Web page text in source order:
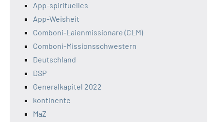
App-spirituelles
App-Weisheit
Comboni-Laienmissionare (CLM)
Comboni-Missionsschwestern
Deutschland
DSP
Generalkapitel 2022
kontinente
MaZ